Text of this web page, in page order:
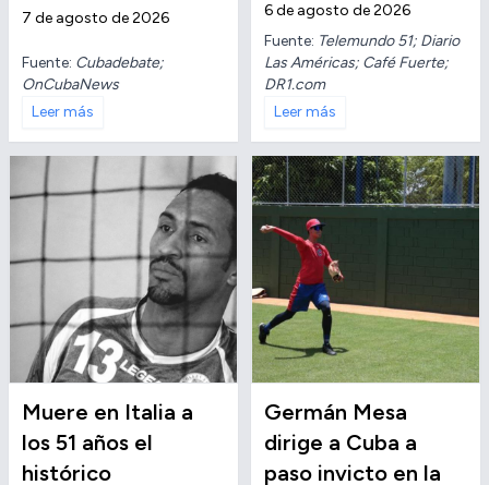
7 de agosto de 2026
Fuente: Cubadebate;
OnCubaNews
Leer más
6 de agosto de 2026
Fuente: Telemundo 51; Diario
Las Américas; Café Fuerte;
DR1.com
Leer más
Muere en Italia a
los 51 años el
histórico
Germán Mesa
dirige a Cuba a
paso invicto en la